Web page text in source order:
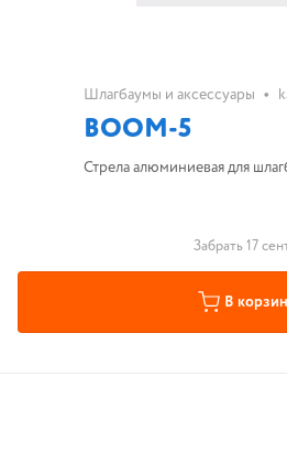
Шлагбаумы и аксессуары •
BOOM-5
Стрела алюминиевая для
Забрать 17
В